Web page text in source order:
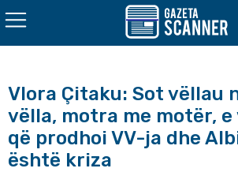
Vlora Çitaku: Sot vëllau
vëlla, motra me motër,
që prodhoi VV-ja dhe
është kriza